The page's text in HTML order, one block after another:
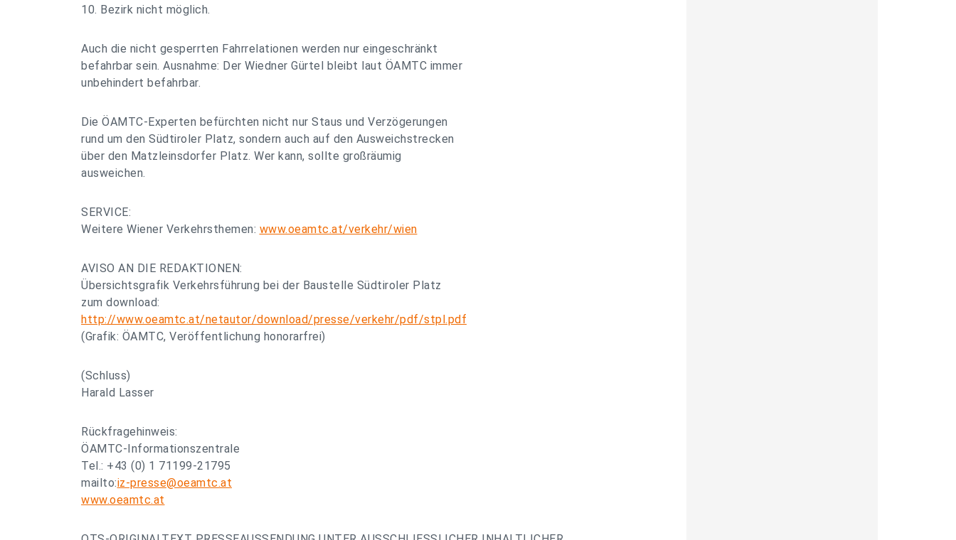
10. Bezirk nicht möglich.
Auch die nicht gesperrten Fahrrelationen werden nur eingeschränkt
befahrbar sein. Ausnahme: Der Wiedner Gürtel bleibt laut ÖAMTC immer
unbehindert befahrbar.
Die ÖAMTC-Experten befürchten nicht nur Staus und Verzögerungen
rund um den Südtiroler Platz, sondern auch auf den Ausweichstrecken
über den Matzleinsdorfer Platz. Wer kann, sollte großräumig
ausweichen.
SERVICE:
Weitere Wiener Verkehrsthemen: www.oeamtc.at/verkehr/wien
AVISO AN DIE REDAKTIONEN:
Übersichtsgrafik Verkehrsführung bei der Baustelle Südtiroler Platz
zum download:
http://www.oeamtc.at/netautor/download/presse/verkehr/pdf/stpl.pdf
(Grafik: ÖAMTC, Veröffentlichung honorarfrei)
(Schluss)
Harald Lasser
Rückfragehinweis:
ÖAMTC-Informationszentrale
Tel.: +43 (0) 1 71199-21795
mailto:iz-presse@oeamtc.at
www.oeamtc.at